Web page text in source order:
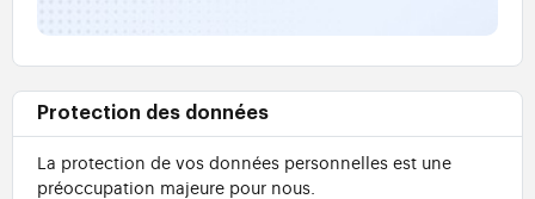
Protection des données
La protection de vos données personnelles est une
préoccupation majeure pour nous.